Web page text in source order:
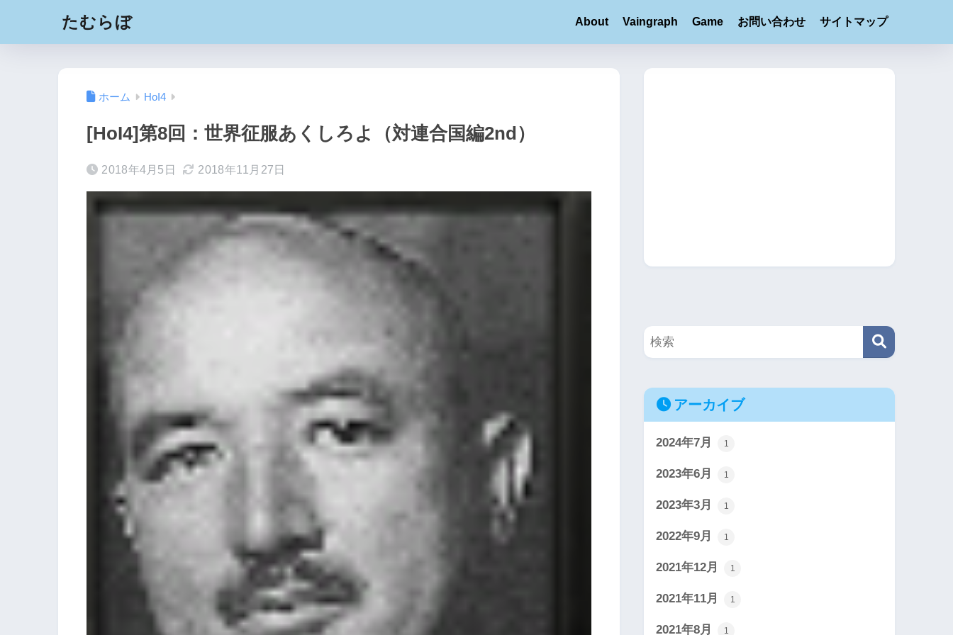
たむらぼ About Vaingraph Game お問い合わせ サイトマップ
ホーム HoI4
[HoI4]第8回：世界征服あくしろよ（対連合国編2nd）
2018年4月5日 2018年11月27日
アーカイブ
2024年7月 1
2023年6月 1
2023年3月 1
2022年9月 1
2021年12月 1
2021年11月 1
2021年8月 1